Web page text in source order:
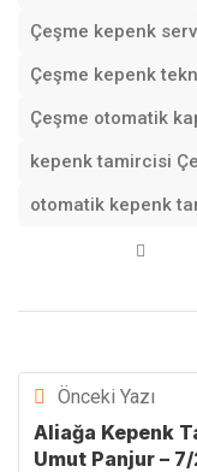
Çeşme kepenk
Çeşme kepenk
Çeşme otomatik
kepenk tamircisi
otomatik kepenk
Önceki Yazı
Aliağa Kepenk
Umut Panjur –